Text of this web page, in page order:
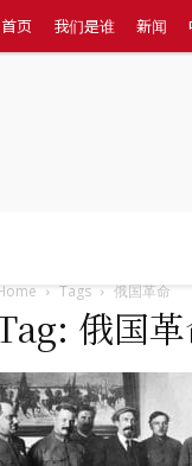
首页 我们是谁 新闻
Tags 俄国革命
俄国